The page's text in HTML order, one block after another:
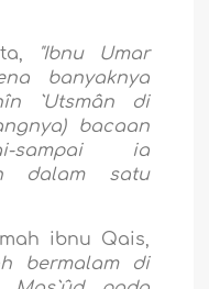
"Ibnu Umar
banyaknya
`Utsmân di
bacaan
sampai ia
dalam satu
ibnu Qais,
bermalam di